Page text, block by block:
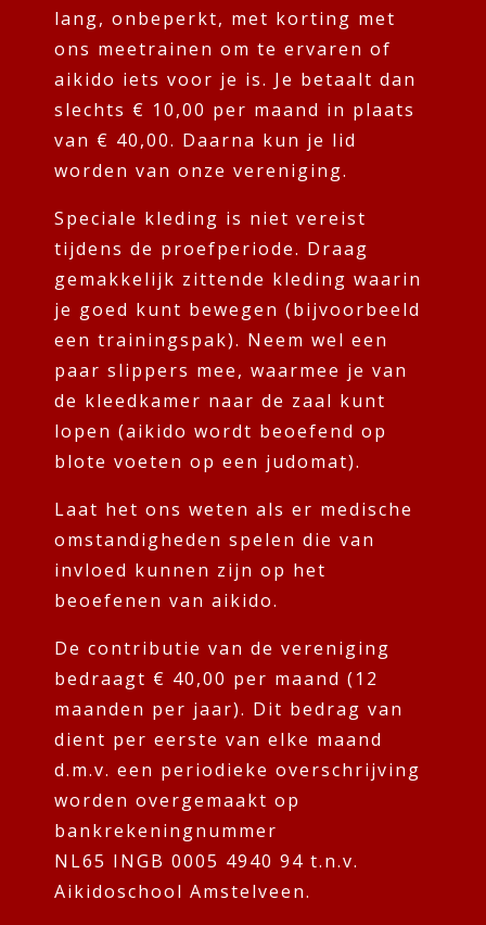
lang, onbeperkt, met korting met
ons meetrainen om te ervaren of
aikido iets voor je is. Je betaalt dan
slechts € 10,00 per maand in plaats
van € 40,00. Daarna kun je lid
worden van onze vereniging.
Speciale kleding is niet vereist
tijdens de proefperiode. Draag
gemakkelijk zittende kleding waarin
je goed kunt bewegen (bijvoorbeeld
een trainingspak). Neem wel een
paar slippers mee, waarmee je van
de kleedkamer naar de zaal kunt
lopen (aikido wordt beoefend op
blote voeten op een judomat).
Laat het ons weten als er medische
omstandigheden spelen die van
invloed kunnen zijn op het
beoefenen van aikido.
De contributie van de vereniging
bedraagt € 40,00 per maand (12
maanden per jaar). Dit bedrag van
dient per eerste van elke maand
d.m.v. een periodieke overschrijving
worden overgemaakt op
bankrekeningnummer
NL65 INGB 0005 4940 94 t.n.v.
Aikidoschool Amstelveen.